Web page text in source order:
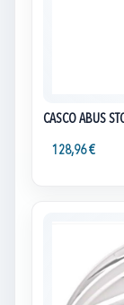
CASCO ABUS
128,96 €